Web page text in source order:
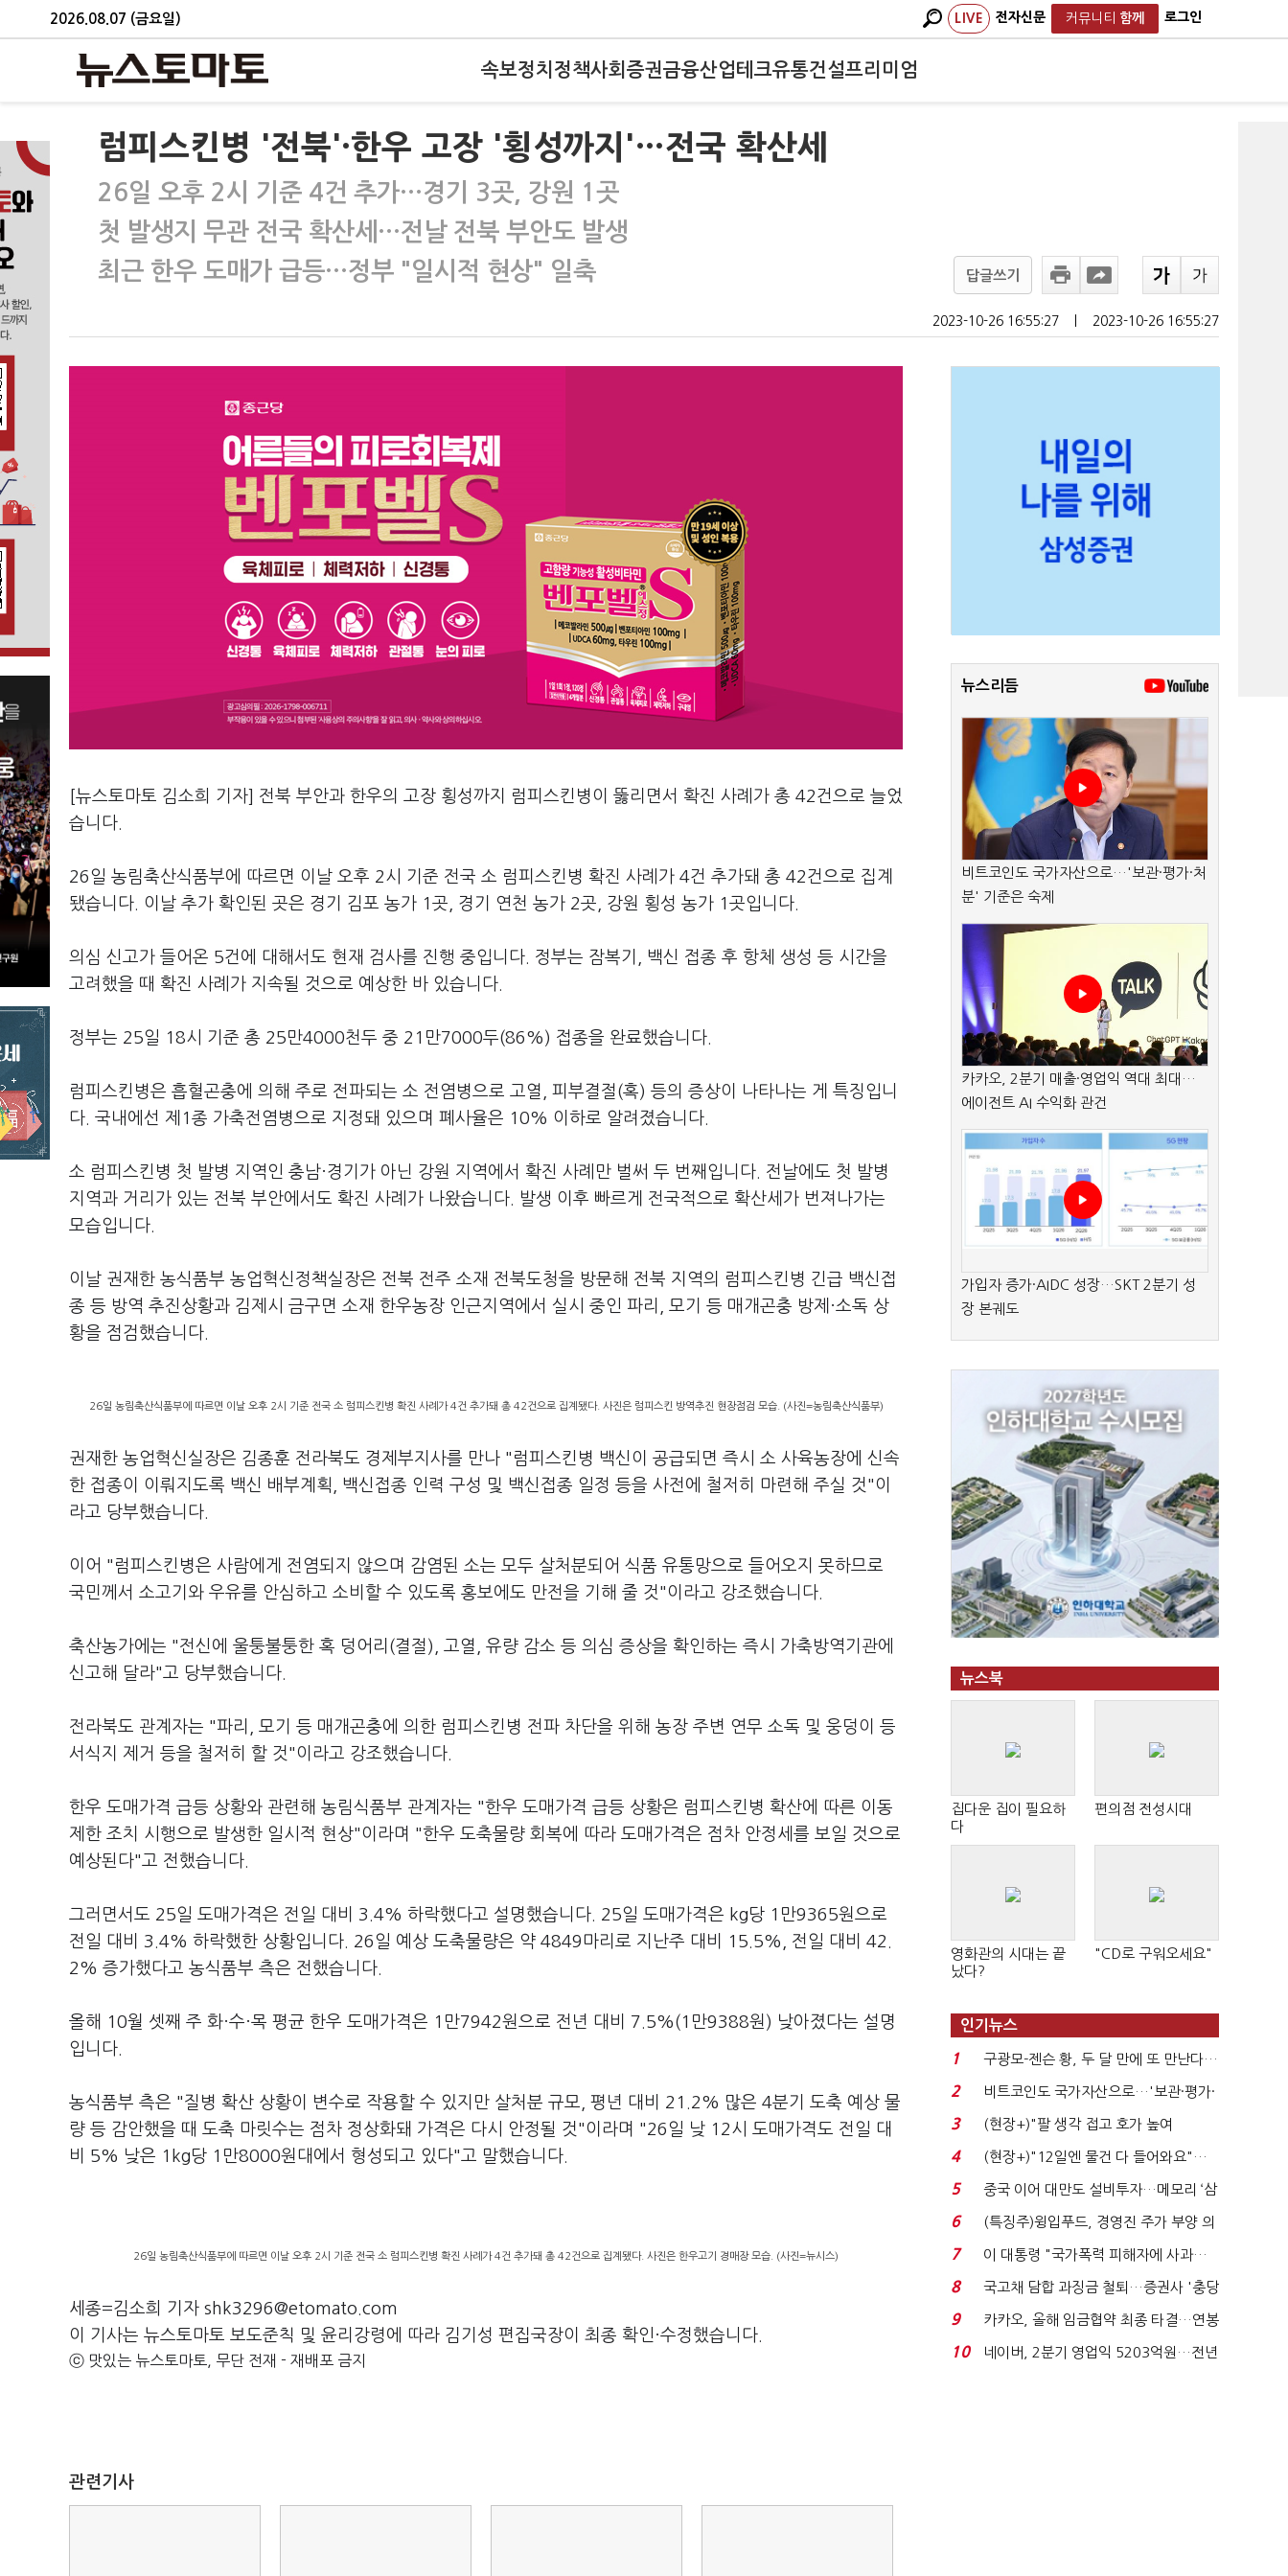
2026.08.07 (금요일) LIVE 전자신문 커뮤니티 함께 로그인
속보정치 정책사회 증권금융산업테크유통건설프리미엄
럼피스킨병 '전북'·한우 고장 '횡성까지'…전국 확산세
26일 오후 2시 기준 4건 추가…경기 3곳, 강원 1곳
첫 발생지 무관 전국 확산세…전날 전북 부안도 발생
최근 한우 도매가 급등…정부 "일시적 현상" 일축
답글쓰기
2023-10-26 16:55:27 2023-10-26 16:55:27
[뉴스토마토 김소희 기자] 전북 부안과 한우의 고장 횡성까지 럼피스킨병이 뚫리면서 확진 사례가 총 42건으로 늘었
습니다.
26일 농림축산식품부에 따르면 이날 오후 2시 기준 전국 소 럼피스킨병 확진 사례가 4건 추가돼 총 42건으로 집계
됐습니다. 이날 추가 확인된 곳은 경기 김포 농가 1곳, 경기 연천 농가 2곳, 강원 횡성 농가 1곳입니다.
의심 신고가 들어온 5건에 대해서도 현재 검사를 진행 중입니다. 정부는 잠복기, 백신 접종 후 항체 생성 등 시간을
고려했을 때 확진 사례가 지속될 것으로 예상한 바 있습니다.
정부는 25일 18시 기준 총 25만4000천두 중 21만7000두(86%) 접종을 완료했습니다.
럼피스킨병은 흡혈곤충에 의해 주로 전파되는 소 전염병으로 고열, 피부결절(혹) 등의 증상이 나타나는 게 특징입니
다. 국내에선 제1종 가축전염병으로 지정돼 있으며 폐사율은 10% 이하로 알려졌습니다.
소 럼피스킨병 첫 발병 지역인 충남·경기가 아닌 강원 지역에서 확진 사례만 벌써 두 번째입니다. 전날에도 첫 발병
지역과 거리가 있는 전북 부안에서도 확진 사례가 나왔습니다. 발생 이후 빠르게 전국적으로 확산세가 번져나가는
모습입니다.
이날 권재한 농식품부 농업혁신정책실장은 전북 전주 소재 전북도청을 방문해 전북 지역의 럼피스킨병 긴급 백신접
종 등 방역 추진상황과 김제시 금구면 소재 한우농장 인근지역에서 실시 중인 파리, 모기 등 매개곤충 방제·소독 상
황을 점검했습니다.
26일 농림축산식품부에 따르면 이날 오후 2시 기준 전국 소 럼피스킨병 확진 사례가 4건 추가돼 총 42건으로 집계됐다. 사진은 럼피스킨 방역추진 현장점검 모습. (사진=농림축산식품부)
권재한 농업혁신실장은 김종훈 전라북도 경제부지사를 만나 "럼피스킨병 백신이 공급되면 즉시 소 사육농장에 신속
한 접종이 이뤄지도록 백신 배부계획, 백신접종 인력 구성 및 백신접종 일정 등을 사전에 철저히 마련해 주실 것"이
라고 당부했습니다.
이어 "럼피스킨병은 사람에게 전염되지 않으며 감염된 소는 모두 살처분되어 식품 유통망으로 들어오지 못하므로
국민께서 소고기와 우유를 안심하고 소비할 수 있도록 홍보에도 만전을 기해 줄 것"이라고 강조했습니다.
축산농가에는 "전신에 울퉁불퉁한 혹 덩어리(결절), 고열, 유량 감소 등 의심 증상을 확인하는 즉시 가축방역기관에
신고해 달라"고 당부했습니다.
전라북도 관계자는 "파리, 모기 등 매개곤충에 의한 럼피스킨병 전파 차단을 위해 농장 주변 연무 소독 및 웅덩이 등
서식지 제거 등을 철저히 할 것"이라고 강조했습니다.
한우 도매가격 급등 상황와 관련해 농림식품부 관계자는 "한우 도매가격 급등 상황은 럼피스킨병 확산에 따른 이동
제한 조치 시행으로 발생한 일시적 현상"이라며 "한우 도축물량 회복에 따라 도매가격은 점차 안정세를 보일 것으로
예상된다"고 전했습니다.
그러면서도 25일 도매가격은 전일 대비 3.4% 하락했다고 설명했습니다. 25일 도매가격은 kg당 1만9365원으로
전일 대비 3.4% 하락했한 상황입니다. 26일 예상 도축물량은 약 4849마리로 지난주 대비 15.5%, 전일 대비 42.
2% 증가했다고 농식품부 측은 전했습니다.
올해 10월 셋째 주 화·수·목 평균 한우 도매가격은 1만7942원으로 전년 대비 7.5%(1만9388원) 낮아졌다는 설명
입니다.
농식품부 측은 "질병 확산 상황이 변수로 작용할 수 있지만 살처분 규모, 평년 대비 21.2% 많은 4분기 도축 예상 물
량 등 감안했을 때 도축 마릿수는 점차 정상화돼 가격은 다시 안정될 것"이라며 "26일 낮 12시 도매가격도 전일 대
비 5% 낮은 1kg당 1만8000원대에서 형성되고 있다"고 말했습니다.
26일 농림축산식품부에 따르면 이날 오후 2시 기준 전국 소 럼피스킨병 확진 사례가 4건 추가돼 총 42건으로 집계됐다. 사진은 한우고기 경매장 모습. (사진=뉴시스)
세종=김소희 기자 shk3296@etomato.com
이 기사는 뉴스토마토 보도준칙 및 윤리강령에 따라 김기성 편집국장이 최종 확인·수정했습니다.
ⓒ 맛있는 뉴스토마토, 무단 전재 - 재배포 금지
관련기사
뉴스리듬
비트코인도 국가자산으로…'보관·평가·처
분' 기준은 숙제
카카오, 2분기 매출·영업익 역대 최대…
에이전트 AI 수익화 관건
가입자 증가·AIDC 성장…SKT 2분기 성
장 본궤도
뉴스북
집다운 집이 필요하
다
편의점 전성시대
영화관의 시대는 끝
났다?
"CD로 구워오세요"
인기뉴스
1
구광모-젠슨 황, 두 달 만에 또 만난다…
로봇·AI 등 논...
2
비트코인도 국가자산으로…'보관·평가·
처분' 기준은 ...
3
(현장+)"팔 생각 접고 호가 높여
요"…'덜 똘똘한 한 채' 20...
4
(현장+)"12일엔 물건 다 들어와요"…
빈 매대 채우며 문 연 ...
5
중국 이어 대만도 설비투자…메모리 ‘삼
국전쟁’
6
(특징주)윙입푸드, 경영진 주가 부양 의
지에 상한가...
7
이 대통령 "국가폭력 피해자에 사과…
적극적 조사로 진...
8
국고채 담합 과징금 철퇴…증권사 '충당
금 폭탄' 우려...
9
카카오, 올해 임금협약 최종 타결…연봉
6.3% 인상·격려...
10
네이버, 2분기 영업익 5203억원…전년